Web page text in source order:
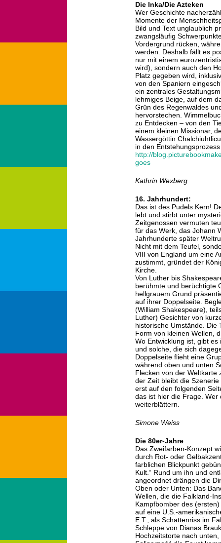
Die Inka/Die Azteken
Wer Geschichte
Momente der
Bild und Text unglaublich
zwangsläufig
Vordergrund rücken,
werden. Deshalb fällt es
nur mit einem
wird), sondern auch den
Platz gegeben wird,
von den Spaniern
ein zentrales
lehmiges Beige, auf dem
Grün des Regenwaldes
hervorstechen.
zu Entdecken – von den
einem kleinen Missionar,
Wassergöttin
in den
http://
goes
Kathrin Wexberg
16. Jahrhundert:
Das ist des Pudels Kern!
lebt und stirbt unter
Zeitgenossen vermuten
für das Werk, das Johann
Jahrhunderte später
Nicht mit dem Teufel,
VIII von England um eine
zustimmt, gründet der
Kirche.
Von Luther bis
berühmte und berüchtigte
hellgrauem Grund
auf ihrer Doppelseite.
(William Shakespeare),
Luther) Gesichter von
historische Umstände. Die
Form von kleinen Wellen,
Wo Entwicklung ist, gibt
und solche, die sich
Doppelseite flieht eine
während oben und unten
Flecken von der Weltkarte
der Zeit bleibt die
erst auf den folgenden
das ist hier die Frage. Wer
weiterblättern.
Simone Weiss
Die 80er-Jahre
Das Zweifarben-Konzept
durch Rot- oder
farblichen Blickpunkt
Kult.“ Rund um ihn und
angeordnet drängen die
Oben oder Unten: Das
Wellen, die die Falkland-
Kampfbomber des
auf eine U.S.-
E.T., als Schattenriss im
Schleppe von Dianas
Hochzeitstorte nach